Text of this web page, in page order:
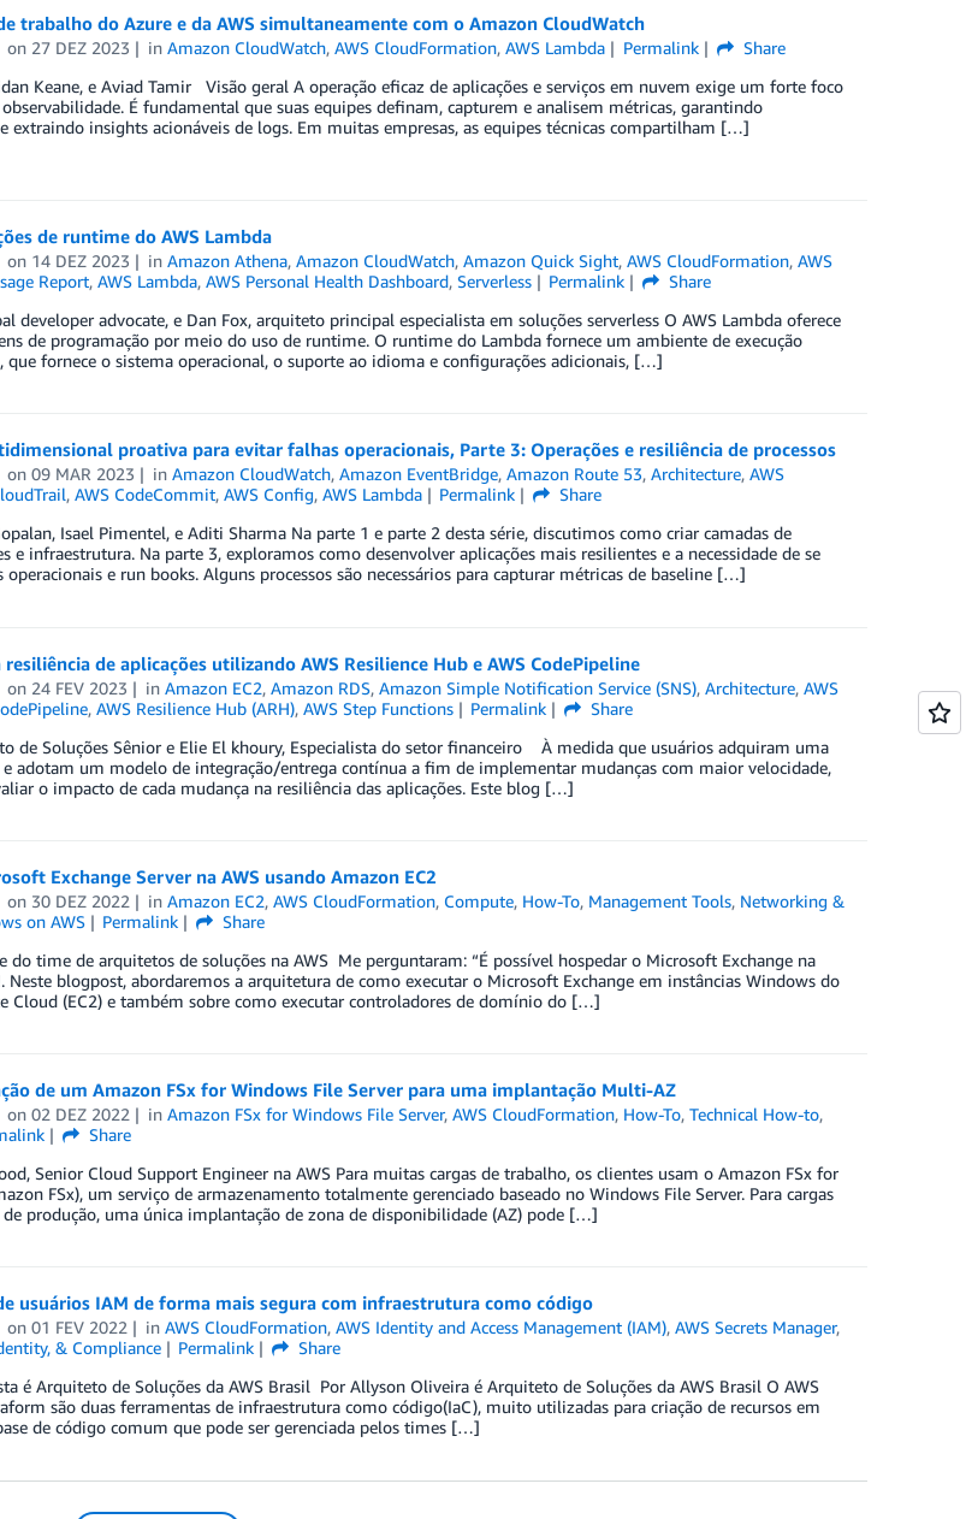
trabalho do Azure e da AWS simultaneamente com o Amazon CloudWatch
on 27 DEZ 2023 inAmazon CloudWatch,AWS CloudFormation,AWS Lambda Permalink
Share
Keane, e Aviad Tamir Visão geral A operação eficaz de aplicações e serviços em nuvem exige um forte foco
É fundamental que suas equipes definam, capturem e analisem métricas, garantindo
extraindo insights acionáveis de logs. Em muitas empresas, as equipes técnicas compartilham […]
de runtime do AWS Lambda
on 14 DEZ 2023 inAmazon Athena,Amazon CloudWatch,Amazon Quick Sight,AWS CloudFormation,AWS
Report, AWS Lambda, AWS Personal Health Dashboard, Serverless Permalink
Share
developer advocate, e Dan Fox, arquiteto principal especialista em soluções serverless O AWS Lambda oferece
de programação por meio do uso de runtime. O runtime do Lambda fornece um ambiente de execução
que fornece o sistema operacional, o suporte ao idioma e configurações adicionais, […]
proativa para evitar falhas operacionais, Parte 3: Operações e resiliência de processos
on09 MAR 2023 inAmazon CloudWatch,Amazon EventBridge,Amazon Route 53,Architecture,AWS
, AWS CodeCommit, AWS Config, AWS Lambda Permalink
Share
Isael Pimentel, e Aditi Sharma Na parte 1 e parte 2 desta série, discutimos como criar camadas de
e infraestrutura. Na parte 3, exploramos como desenvolver aplicações mais resilientes e a necessidade de se
e run books. Alguns processos são necessários para capturar métricas de baseline […]
de aplicações utilizando AWS Resilience Hub e AWS CodePipeline
on 24 FEV 2023 inAmazon EC2,Amazon RDS,Amazon Simple Notification Service (SNS),Architecture,AWS
, AWS Resilience Hub (ARH), AWS Step Functions Permalink
Share
de Soluções Sênior e Elie El khoury, Especialista do setor financeiro À medida que usuários adquiram uma
adotam um modelo de integração/entrega contínua a fim de implementar mudanças com maior velocidade,
o impacto de cada mudança na resiliência das aplicações. Este blog […]
Exchange Server na AWS usando Amazon EC2
on 30 DEZ 2022 inAmazon EC2,AWS CloudFormation, Compute, How-To, Management Tools, Networking &
on AWS Permalink
Share
do time de arquitetos de soluções na AWS Me perguntaram: “É possível hospedar o Microsoft Exchange na
Neste blogpost, abordaremos a arquitetura de como executar o Microsoft Exchange em instâncias Windows do
Cloud (EC2) e também sobre como executar controladores de domínio do […]
de um Amazon FSx for Windows File Server para uma implantação Multi-AZ
on02 DEZ 2022 inAmazon FSx for Windows File Server,AWS CloudFormation, How-To,Technical How-to,
Share
Senior Cloud Support Engineer na AWS Para muitas cargas de trabalho, os clientes usam o Amazon FSx for
FSx), um serviço de armazenamento totalmente gerenciado baseado no Windows File Server. Para cargas
produção, uma única implantação de zona de disponibilidade (AZ) pode […]
usuários IAM de forma mais segura com infraestrutura como código
on01 FEV 2022 inAWS CloudFormation,AWS Identity and Access Management (IAM),AWS Secrets Manager,
& Compliance Permalink
Share
é Arquiteto de Soluções da AWS Brasil Por Allyson Oliveira é Arquiteto de Soluções da AWS Brasil O AWS
são duas ferramentas de infraestrutura como código(IaC), muito utilizadas para criação de recursos em
de código comum que pode ser gerenciada pelos times […]